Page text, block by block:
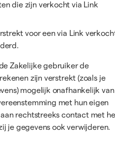
die zijn verkocht via Link
voor een via Link
Zakelijke gebruiker de
zijn verstrekt (zoals je
mogelijk onafhankelijk van
met hun eigen
rechtstreeks contact met
je gegevens ook verwijderen.